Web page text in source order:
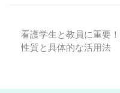
看護学生と教員に重要
性質と具体的な活用法